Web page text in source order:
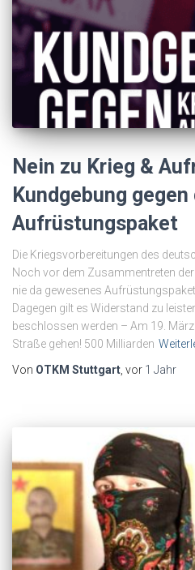
Nein zu Krieg &
Kundgebung gegen
Aufrüstungspaket
Die Kriegsvorbereitungen des
Noch vor dem Zusammentreten
nie da gewesenes
Dagegen gilt es Widerstand zu
beschlossen werden – Am 19.
Straße gehen! 500 Milliarden
Von OTKM Stuttgart , vor 1 Jahr